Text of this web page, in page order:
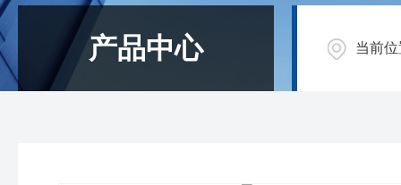
产品中心 当前